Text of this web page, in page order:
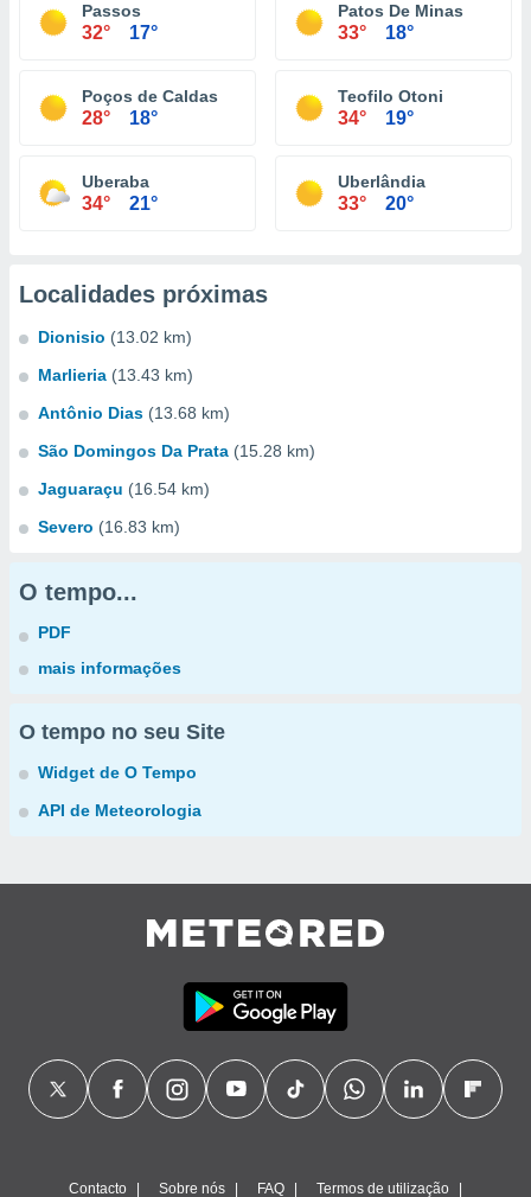
Passos
32° 17°
Patos De Minas
33° 18°
Poços de Caldas
28° 18°
Teofilo Otoni
34° 19°
Uberaba
34° 21°
Uberlândia
33° 20°
Localidades próximas
Dionisio (13.02 km)
Marlieria (13.43 km)
Antônio Dias (13.68 km)
São Domingos Da Prata (15.28 km)
Jaguaraçu (16.54 km)
Severo (16.83 km)
O tempo...
PDF
mais informações
O tempo no seu Site
Widget de O Tempo
API de Meteorologia
Contacto Sobre nós FAQ Termos de utilização